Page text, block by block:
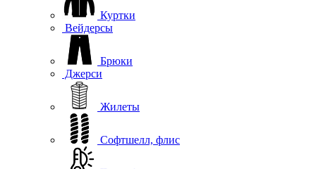
Куртки
Вейдерсы
Брюки
Джерси
Жилеты
Софтшелл, флис